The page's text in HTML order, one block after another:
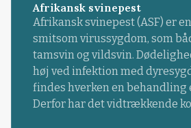
Afrikansk svinepest
Afrikansk svinepest (ASF) er
smitsom virussygdom, som
tamsvin og vildsvin.
høj ved infektion med
findes hverken en behandling
Derfor har det vidtrækkende